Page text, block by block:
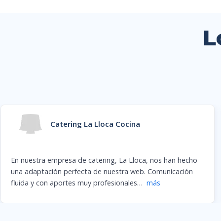
Gianni Davico
Una empresa excelente para gestionar proyectos de
traducción: personas colaborativas, muy competentes
desde el punto de vista informático y rápidas…